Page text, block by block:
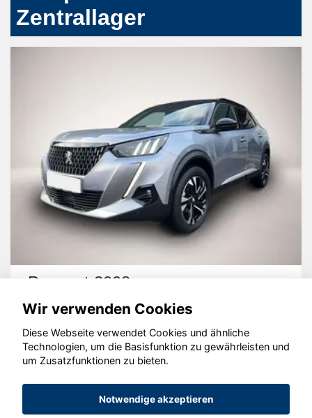
Zentrallager
Peugeot 2008
© konjunkturmotor.de GmbH 2020 - 2026
Wir verwenden Cookies
Diese Webseite verwendet Cookies und ähnliche
Technologien, um die Basisfunktion zu gewährleisten und
um Zusatzfunktionen zu bieten.
Notwendige akzeptieren